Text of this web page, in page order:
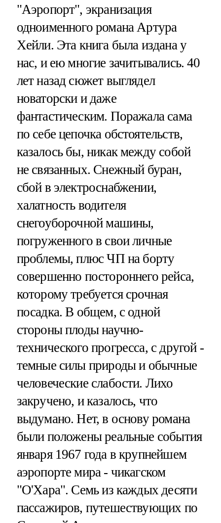
"Аэропорт", экранизация
одноименного романа Артура
Хейли. Эта книга была издана у
нас, и ею многие зачитывались. 40
лет назад сюжет выглядел
новаторски и даже
фантастическим. Поражала сама
по себе цепочка обстоятельств,
казалось бы, никак между собой
не связанных. Снежный буран,
сбой в электроснабжении,
халатность водителя
снегоуборочной машины,
погруженного в свои личные
проблемы, плюс ЧП на борту
совершенно постороннего рейса,
которому требуется срочная
посадка. В общем, с одной
стороны плоды научно-
технического прогресса, с другой -
темные силы природы и обычные
человеческие слабости. Лихо
закручено, и казалось, что
выдумано. Нет, в основу романа
были положены реальные события
января 1967 года в крупнейшем
аэропорте мира - чикагском
"О'Хара". Семь из каждых десяти
пассажиров, путешествующих по